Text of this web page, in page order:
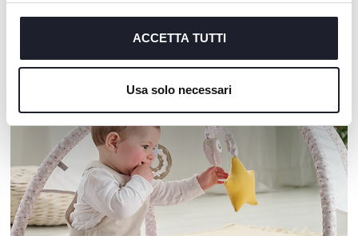
cookie tecnici, indispensabili per fruire del servizio
ACCETTA TUTTI
Usa solo necessari